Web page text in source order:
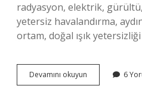
radyasyon, elektrik,
yetersiz havalandırma,
ortam, doğal ışık
Devamını okuyun Ameliyathane
Soğuk
6